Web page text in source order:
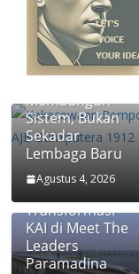
Transformasi
Membangun
Sistem, Bukan
Sekadar
Lembaga Baru
Agustus 4, 2026
Didiek Hartantyo
Ungkap Kunci
Transformasi
KAI di Meet The
Leaders
Paramadina